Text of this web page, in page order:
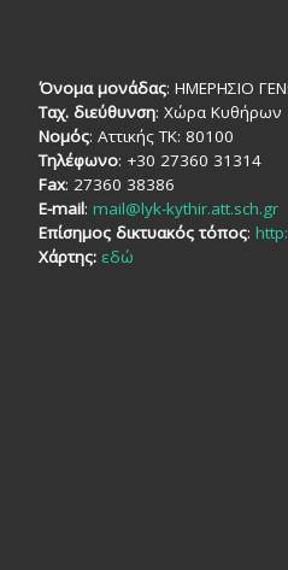
Όνομα μονάδας: ΗΜΕΡΗΣΙΟ
Ταχ. διεύθυνση: Χώρα Κυθήρων
Νομός: Αττικής TK: 80100
Τηλέφωνο: +30 27360 31314
Fax: 27360 38386
E-mail: mail@lyk-kythir.att.sch.gr
Επίσημος δικτυακός τόπος:
Χάρτης: εδώ